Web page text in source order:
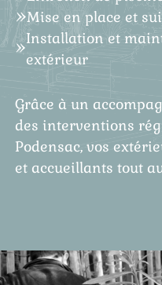
Mise en place et
Installation et
extérieur
Grâce à un
des interventions
Podensac, vos
et accueillants tout